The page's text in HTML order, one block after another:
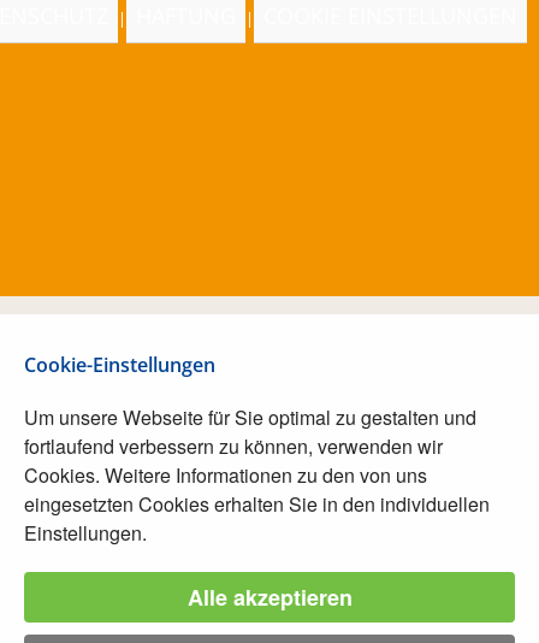
Cookie-Einstellungen
Um unsere Webseite für Sie optimal zu gestalten und
fortlaufend verbessern zu können, verwenden wir
Cookies. Weitere Informationen zu den von uns
eingesetzten Cookies erhalten Sie in den individuellen
Einstellungen.
Alle akzeptieren